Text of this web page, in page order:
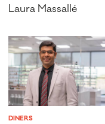
Laura Massallé
DINERS